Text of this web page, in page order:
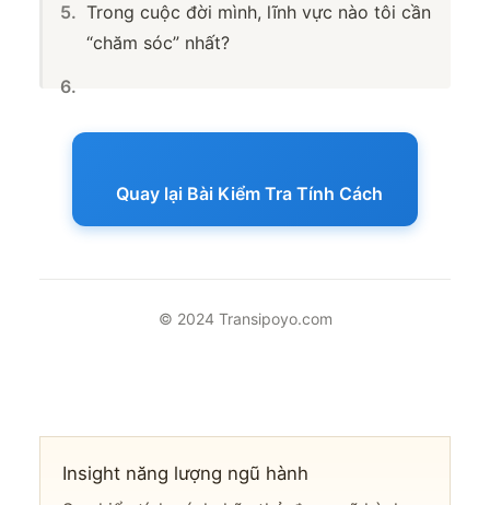
Trong cuộc đời mình, lĩnh vực nào tôi cần
“chăm sóc” nhất?
Quay lại Bài Kiểm Tra Tính Cách
© 2024 Transipoyo.com
Insight năng lượng ngũ hành